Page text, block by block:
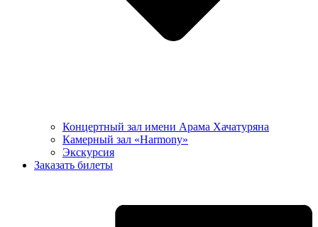
Концертный зал имени Арама Хачатуряна
Камерный зал «Harmony»
Экскурсия
Заказать билеты